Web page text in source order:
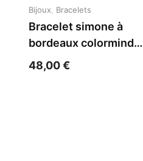
Bijoux Bracelets
Bracelet simone à
bordeaux colormind
carrara cobalte acier
jaune
48,00€